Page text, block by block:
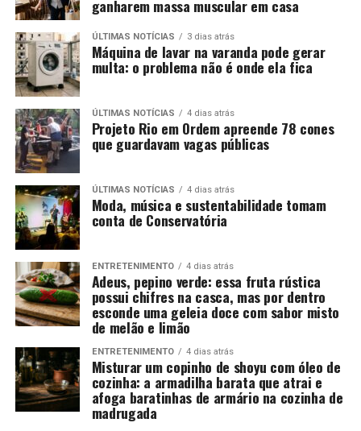
ganharem massa muscular em casa
ÚLTIMAS NOTÍCIAS 3 dias atrás
Máquina de lavar na varanda pode gerar
multa: o problema não é onde ela fica
ÚLTIMAS NOTÍCIAS 4 dias atrás
Projeto Rio em Ordem apreende 78 cones
que guardavam vagas públicas
ÚLTIMAS NOTÍCIAS 4 dias atrás
Moda, música e sustentabilidade tomam
conta de Conservatória
ENTRETENIMENTO 4 dias atrás
Adeus, pepino verde: essa fruta rústica
possui chifres na casca, mas por dentro
esconde uma geleia doce com sabor misto
de melão e limão
ENTRETENIMENTO 4 dias atrás
Misturar um copinho de shoyu com óleo de
cozinha: a armadilha barata que atrai e
afoga baratinhas de armário na cozinha de
madrugada